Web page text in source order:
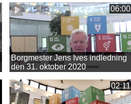
06:00
Borgmester Jens Ives indledning
den 31. oktober 2020
02:11